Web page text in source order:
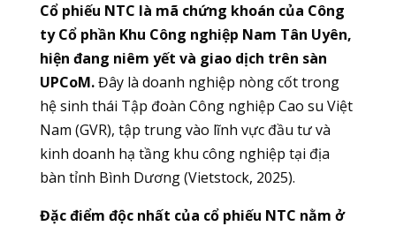
Cổ phiếu NTC là mã chứng khoán của Công
ty Cổ phần Khu Công nghiệp Nam Tân Uyên,
hiện đang niêm yết và giao dịch trên sàn
UPCoM.Đây là doanh nghiệp nòng cốt trong
hệ sinh thái Tập đoàn Công nghiệp Cao su Việt
Nam (GVR), tập trung vào lĩnh vực đầu tư và
kinh doanh hạ tầng khu công nghiệp tại địa
bàn tỉnh Bình Dương (Vietstock, 2025).
Đặc điểm độc nhất của cổ phiếu NTC nằm ở